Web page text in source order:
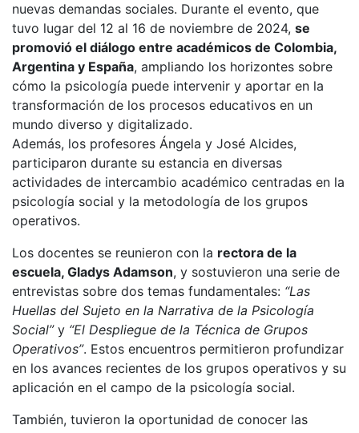
nuevas demandas sociales. Durante el evento, que
tuvo lugar del 12 al 16 de noviembre de 2024, se
promovió el diálogo entre académicos de Colombia,
Argentina y España, ampliando los horizontes sobre
cómo la psicología puede intervenir y aportar en la
transformación de los procesos educativos en un
mundo diverso y digitalizado.
Además, los profesores Ángela y José Alcides,
participaron durante su estancia en diversas
actividades de intercambio académico centradas en la
psicología social y la metodología de los grupos
operativos.
Los docentes se reunieron con la rectora de la
escuela, Gladys Adamson, y sostuvieron una serie de
entrevistas sobre dos temas fundamentales: “Las
Huellas del Sujeto en la Narrativa de la Psicología
Social”y “El Despliegue de la Técnica de Grupos
Operativos”. Estos encuentros permitieron profundizar
en los avances recientes de los grupos operativos y su
aplicación en el campo de la psicología social.
También, tuvieron la oportunidad de conocer las